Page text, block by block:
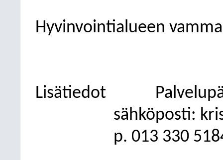
Hyvinvointialueen
Lisätiedot
sähköposti:
p. 013 330